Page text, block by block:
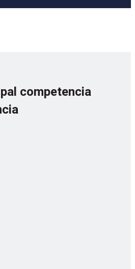
competencia